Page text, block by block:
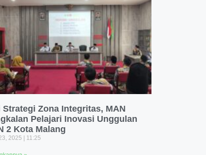
Strategi Zona Integritas, MAN
Pelajari Inovasi Unggulan
2 Kota Malang
2025 11:25